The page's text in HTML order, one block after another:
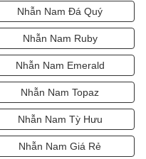
Nhẫn Nam Đá Quý
Nhẫn Nam Ruby
Nhẫn Nam Emerald
Nhẫn Nam Topaz
Nhẫn Nam Tỳ Hưu
Nhẫn Nam Giá Rẻ